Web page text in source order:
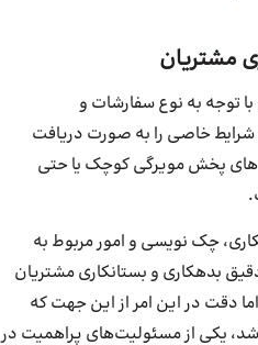
توجه به نوع سفارشات و
خاصی را به صورت دریافت
پخش مویرگی کوچک یا حتی
چک نویسی و امور مربوط به
بدهکاری و بستانکاری مشتریان
دقت در این امر از این جهت که
یکی از مسئولیت‌های پراهمیت در